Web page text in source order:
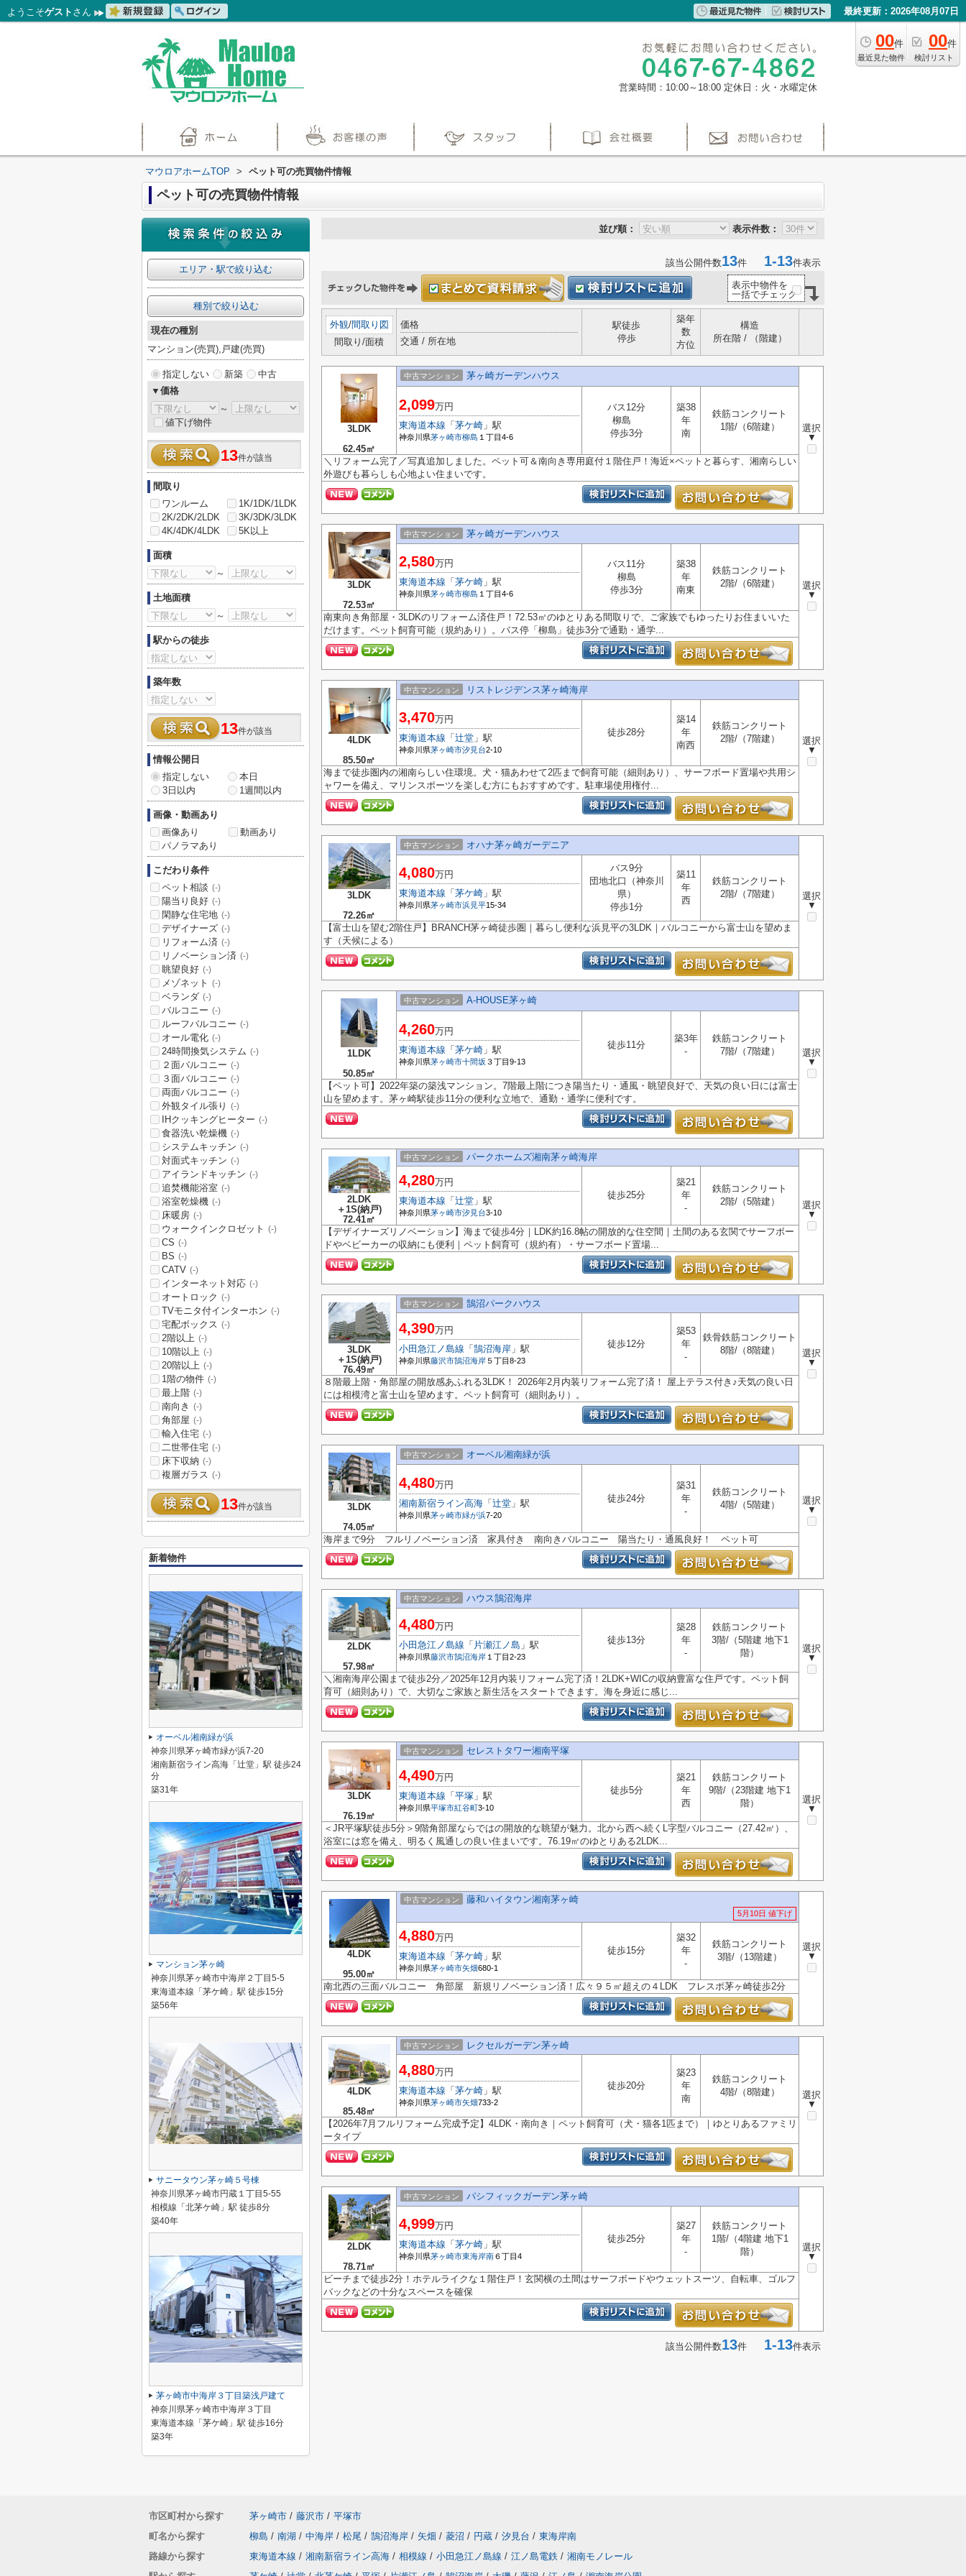
ようこそゲスト さん 最終更新：2026年08月07日
00件
最近見た物件
00件
検討リスト
営業時間：10:00～18:00 定休日：火・水曜定休
マウロアホームTOP > ペット可の売買物件情報
ペット可の売買物件情報
並び順： 表示件数：
該当公開件数13件 1-13件表示
表示中物件を
一括でチェック
外観/間取り図
間取り/面積
価格
交通 / 所在地
駅徒歩
停歩
築年
数
方位
構造
所在階 / （階建）
3LDK
62.45㎡
中古マンション 茅ヶ崎ガーデンハウス
選択
▼
2,099万円
東海道本線 「 茅ケ崎 」駅
神奈川県茅ヶ崎市柳島 １丁目4-6
バス12分
柳島
停歩3分
築38
年
南
鉄筋コンクリート
1階/（6階建）
＼リフォーム完了／写真追加しました。ペット可＆南向き専用庭付１階住戸！海近×ペットと暮らす、湘南らしい
外遊びも暮らしも心地よい住まいです。
3LDK
72.53㎡
中古マンション 茅ヶ崎ガーデンハウス
選択
▼
2,580万円
東海道本線 「 茅ケ崎 」駅
神奈川県茅ヶ崎市柳島 １丁目4-6
バス11分
柳島
停歩3分
築38
年
南東
鉄筋コンクリート
2階/（6階建）
南東向き角部屋・3LDKのリフォーム済住戸！72.53㎡のゆとりある間取りで、ご家族でもゆったりお住まいいた
だけます。ペット飼育可能（規約あり）。バス停「柳島」徒歩3分で通勤・通学...
4LDK
85.50㎡
中古マンション リストレジデンス茅ヶ崎海岸
選択
▼
3,470万円
東海道本線 「 辻堂 」駅
神奈川県茅ヶ崎市汐見台2-10
徒歩28分
築14
年
南西
鉄筋コンクリート
2階/（7階建）
海まで徒歩圏内の湘南らしい住環境。犬・猫あわせて2匹まで飼育可能（細則あり）、サーフボード置場や共用シ
ャワーを備え、マリンスポーツを楽しむ方にもおすすめです。駐車場使用権付...
3LDK
72.26㎡
中古マンション オハナ茅ヶ崎ガーデニア
選択
▼
4,080万円
東海道本線 「 茅ケ崎 」駅
神奈川県茅ヶ崎市浜見平15-34
バス9分
団地北口（神奈川
県）
停歩1分
築11
年
西
鉄筋コンクリート
2階/（7階建）
【富士山を望む2階住戸】BRANCH茅ヶ崎徒歩圏｜暮らし便利な浜見平の3LDK｜バルコニーから富士山を望めま
す（天候による）
1LDK
50.85㎡
中古マンション A-HOUSE茅ヶ崎
選択
▼
4,260万円
東海道本線 「 茅ケ崎 」駅
神奈川県茅ヶ崎市十間坂 ３丁目9-13
徒歩11分
築3年
-
鉄筋コンクリート
7階/（7階建）
【ペット可】2022年築の築浅マンション。7階最上階につき陽当たり・通風・眺望良好で、天気の良い日には富士
山を望めます。茅ヶ崎駅徒歩11分の便利な立地で、通勤・通学に便利です。
2LDK
＋1S(納戸)
72.41㎡
中古マンション パークホームズ湘南茅ヶ崎海岸
選択
▼
4,280万円
東海道本線 「 辻堂 」駅
神奈川県茅ヶ崎市汐見台3-10
徒歩25分
築21
年
-
鉄筋コンクリート
2階/（5階建）
【デザイナーズリノベーション】海まで徒歩4分｜LDK約16.8帖の開放的な住空間｜土間のある玄関でサーフボー
ドやベビーカーの収納にも便利｜ペット飼育可（規約有）・サーフボード置場...
3LDK
＋1S(納戸)
76.49㎡
中古マンション 鵠沼パークハウス
選択
▼
4,390万円
小田急江ノ島線 「 鵠沼海岸 」駅
神奈川県藤沢市鵠沼海岸 ５丁目8-23
徒歩12分
築53
年
-
鉄骨鉄筋コンクリート
8階/（8階建）
８階最上階・角部屋の開放感あふれる3LDK！ 2026年2月内装リフォーム完了済！ 屋上テラス付き♪天気の良い日
には相模湾と富士山を望めます。ペット飼育可（細則あり）。
3LDK
74.05㎡
中古マンション オーベル湘南緑が浜
選択
▼
4,480万円
湘南新宿ライン高海 「 辻堂 」駅
神奈川県茅ヶ崎市緑が浜7-20
徒歩24分
築31
年
-
鉄筋コンクリート
4階/（5階建）
海岸まで9分 フルリノベーション済 家具付き 南向きバルコニー 陽当たり・通風良好！ ペット可
2LDK
57.98㎡
中古マンション ハウス鵠沼海岸
選択
▼
4,480万円
小田急江ノ島線 「 片瀬江ノ島 」駅
神奈川県藤沢市鵠沼海岸 １丁目2-23
徒歩13分
築28
年
-
鉄筋コンクリート
3階/（5階建 地下1
階）
＼湘南海岸公園まで徒歩2分／2025年12月内装リフォーム完了済！2LDK+WICの収納豊富な住戸です。ペット飼
育可（細則あり）で、大切なご家族と新生活をスタートできます。海を身近に感じ...
3LDK
76.19㎡
中古マンション セレストタワー湘南平塚
選択
▼
4,490万円
東海道本線 「 平塚 」駅
神奈川県平塚市紅谷町3-10
徒歩5分
築21
年
西
鉄筋コンクリート
9階/（23階建 地下1
階）
＜JR平塚駅徒歩5分＞9階角部屋ならではの開放的な眺望が魅力。北から西へ続くL字型バルコニー（27.42㎡）、
浴室には窓を備え、明るく風通しの良い住まいです。76.19㎡のゆとりある2LDK...
4LDK
95.00㎡
中古マンション 藤和ハイタウン湘南茅ヶ崎
5月10日 値下げ
選択
▼
4,880万円
東海道本線 「 茅ケ崎 」駅
神奈川県茅ヶ崎市矢畑680-1
徒歩15分
築32
年
-
鉄筋コンクリート
3階/（13階建）
南北西の三面バルコニー 角部屋 新規リノベーション済！広々９５㎡超えの４LDK フレスポ茅ヶ崎徒歩2分
4LDK
85.48㎡
中古マンション レクセルガーデン茅ヶ崎
選択
▼
4,880万円
東海道本線 「 茅ケ崎 」駅
神奈川県茅ヶ崎市矢畑733-2
徒歩20分
築23
年
南
鉄筋コンクリート
4階/（8階建）
【2026年7月フルリフォーム完成予定】4LDK・南向き｜ペット飼育可（犬・猫各1匹まで）｜ゆとりあるファミリ
ータイプ
2LDK
78.71㎡
中古マンション パシフィックガーデン茅ヶ崎
選択
▼
4,999万円
東海道本線 「 茅ケ崎 」駅
神奈川県茅ヶ崎市東海岸南６丁目4
徒歩25分
築27
年
-
鉄筋コンクリート
1階/（4階建 地下1
階）
ビーチまで徒歩2分！ホテルライクな１階住戸！玄関横の土間はサーフボードやウェットスーツ、自転車、ゴルフ
バックなどの十分なスペースを確保
該当公開件数13件 1-13件表示
エリア・駅で絞り込む
種別で絞り込む
現在の種別
マンション(売買),戸建(売買)
指定しない 新築
中古
▼価格
～
値下げ物件
13件が該当
間取り
ワンルーム
1K/1DK/1LDK
2K/2DK/2LDK
3K/3DK/3LDK
4K/4DK/4LDK
5K以上
面積
～
土地面積
～
駅からの徒歩
築年数
13件が該当
情報公開日
指定しない
本日
3日以内
1週間以内
画像・動画あり
画像あり
動画あり
パノラマあり
こだわり条件
ペット相談 (-)
陽当り良好 (-)
閑静な住宅地 (-)
デザイナーズ (-)
リフォーム済 (-)
リノベーション済 (-)
眺望良好 (-)
メゾネット (-)
ベランダ (-)
バルコニー (-)
ルーフバルコニー (-)
オール電化 (-)
24時間換気システム (-)
２面バルコニー (-)
３面バルコニー (-)
両面バルコニー (-)
外観タイル張り (-)
IHクッキングヒーター (-)
食器洗い乾燥機 (-)
システムキッチン (-)
対面式キッチン (-)
アイランドキッチン (-)
追焚機能浴室 (-)
浴室乾燥機 (-)
床暖房 (-)
ウォークインクロゼット (-)
CS (-)
BS (-)
CATV (-)
インターネット対応 (-)
オートロック (-)
TVモニタ付インターホン (-)
宅配ボックス (-)
2階以上 (-)
10階以上 (-)
20階以上 (-)
1階の物件 (-)
最上階 (-)
南向き (-)
角部屋 (-)
輸入住宅 (-)
二世帯住宅 (-)
床下収納 (-)
複層ガラス (-)
13件が該当
新着物件
オーベル湘南緑が浜
神奈川県茅ヶ崎市緑が浜7-20
湘南新宿ライン高海「辻堂」駅 徒歩24
分
築31年
マンション茅ヶ崎
神奈川県茅ヶ崎市中海岸２丁目5-5
東海道本線「茅ケ崎」駅 徒歩15分
築56年
サニータウン茅ヶ崎５号棟
神奈川県茅ヶ崎市円蔵１丁目5-55
相模線「北茅ケ崎」駅 徒歩8分
築40年
茅ヶ崎市中海岸３丁目築浅戸建て
神奈川県茅ヶ崎市中海岸３丁目
東海道本線「茅ケ崎」駅 徒歩16分
築3年
市区町村から探す 茅ヶ崎市 / 藤沢市 / 平塚市
町名から探す
柳島 / 南湖 / 中海岸 / 松尾 / 鵠沼海岸 / 矢畑 / 菱沼 / 円蔵 / 汐見台 / 東海岸南
路線から探す
東海道本線 / 湘南新宿ライン高海 / 相模線 / 小田急江ノ島線 / 江ノ島電鉄 / 湘南モノレール